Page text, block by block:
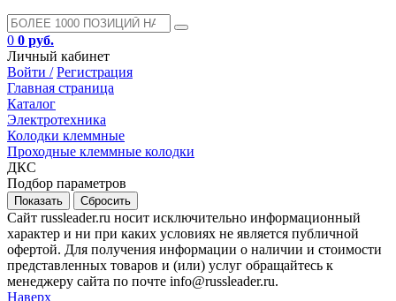
0 0 руб.
Личный кабинет
Войти / Регистрация
Главная страница
Каталог
Электротехника
Колодки клеммные
Проходные клеммные колодки
ДКС
Подбор параметров
Сайт russleader.ru носит исключительно информационный
характер и ни при каких условиях не является публичной
офертой. Для получения информации о наличии и стоимости
представленных товаров и (или) услуг обращайтесь к
менеджеру сайта по почте info@russleader.ru.
Наверх